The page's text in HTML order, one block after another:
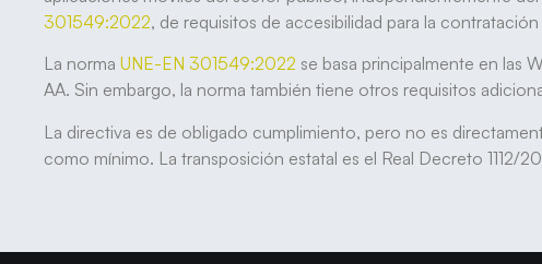
301549:2022, de requisitos de accesibilidad para la
La norma UNE-EN 301549:2022 se basa principalmente en las
AA. Sin embargo, la norma también tiene otros requisitos
La directiva es de obligado cumplimiento, pero no es
como mínimo. La transposición estatal es el Real Decreto 1112/